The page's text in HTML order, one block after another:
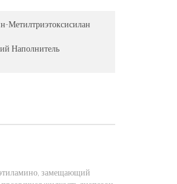
Метилтриэтоксисилан
Наполнитель
замещающий